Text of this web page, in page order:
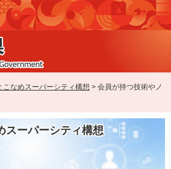
こなめスーパーシティ構想 > 会員が持つ技術やノ
スーパーシティ構想